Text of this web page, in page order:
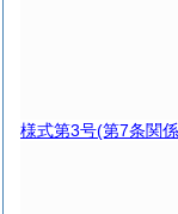
様式第3号(第7条関